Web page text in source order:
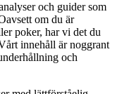
och guider som
om du är
poker, har vi det du
innehåll är noggrant
och